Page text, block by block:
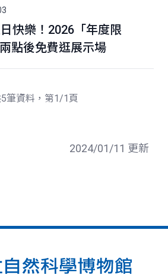
快樂！2026「年度限
點後免費逛展示場
筆資料，第1/1頁
2024/01/11 更新